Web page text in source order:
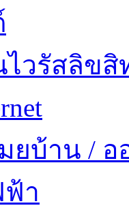
วรัสลิข
บ้าน / อ
ฟ้า